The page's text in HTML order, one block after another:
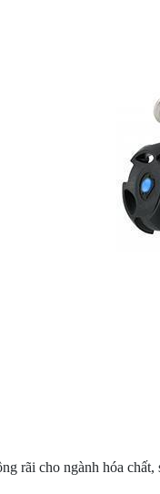
rãi cho ngành hóa